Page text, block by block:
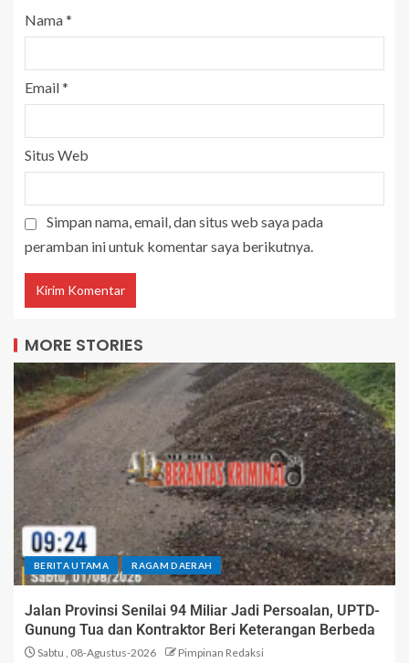
Nama*
Email*
Situs Web
Simpan nama, email, dan situs web saya pada
peramban ini untuk komentar saya berikutnya.
MORE STORIES
BERITA UTAMA RAGAM DAERAH
Jalan Provinsi Senilai 94 Miliar Jadi Persoalan, UPTD-
Gunung Tua dan Kontraktor Beri Keterangan Berbeda
Sabtu , 08-Agustus-2026 Pimpinan Redaksi